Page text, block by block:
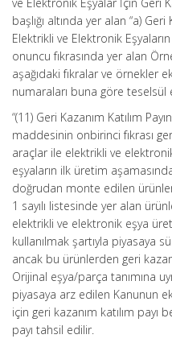
başlığı altında yer alan “a) Geri
Elektrikli ve Elektronik
onuncu fıkrasında yer alan
aşağıdaki fıkralar ve örnekler
numaraları buna göre
“(11) Geri Kazanım Katılım
maddesinin onbirinci fıkrası
araçlar ile elektrikli ve
eşyaların ilk üretim
doğrudan monte edilen
1 sayılı listesinde yer alan
elektrikli ve elektronik eşya
kullanılmak şartıyla piyasaya
ancak bu ürünlerden geri
Orijinal eşya/parça tanımına
piyasaya arz edilen Kanunun
için geri kazanım katılım payı
payı tahsil edilir.